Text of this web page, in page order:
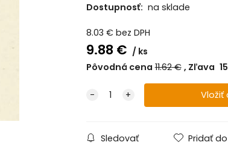
Dostupnosť: na sklade
8.03 € bez DPH
9.88 €
ks
Pôvodná cena 11.62€ Zľava 15
Sledovať
Pridať do